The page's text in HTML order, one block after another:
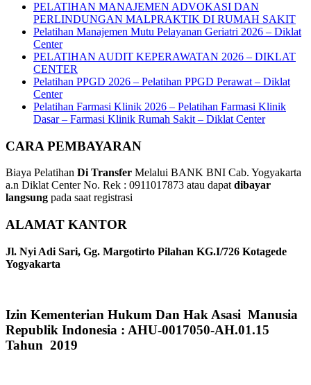
PELATIHAN MANAJEMEN ADVOKASI DAN
PERLINDUNGAN MALPRAKTIK DI RUMAH SAKIT
Pelatihan Manajemen Mutu Pelayanan Geriatri 2026 – Diklat
Center
PELATIHAN AUDIT KEPERAWATAN 2026 – DIKLAT
CENTER
Pelatihan PPGD 2026 – Pelatihan PPGD Perawat – Diklat
Center
Pelatihan Farmasi Klinik 2026 – Pelatihan Farmasi Klinik
Dasar – Farmasi Klinik Rumah Sakit – Diklat Center
CARA PEMBAYARAN
Biaya Pelatihan Di Transfer Melalui BANK BNI Cab. Yogyakarta
a.n Diklat Center No. Rek : 0911017873 atau dapatdibayar
langsung pada saat registrasi
ALAMAT KANTOR
Jl. Nyi Adi Sari, Gg. Margotirto Pilahan KG.I/726 Kotagede
Yogyakarta
Izin Kementerian Hukum Dan Hak Asasi Manusia
Republik Indonesia : AHU-0017050-AH.01.15
Tahun 2019